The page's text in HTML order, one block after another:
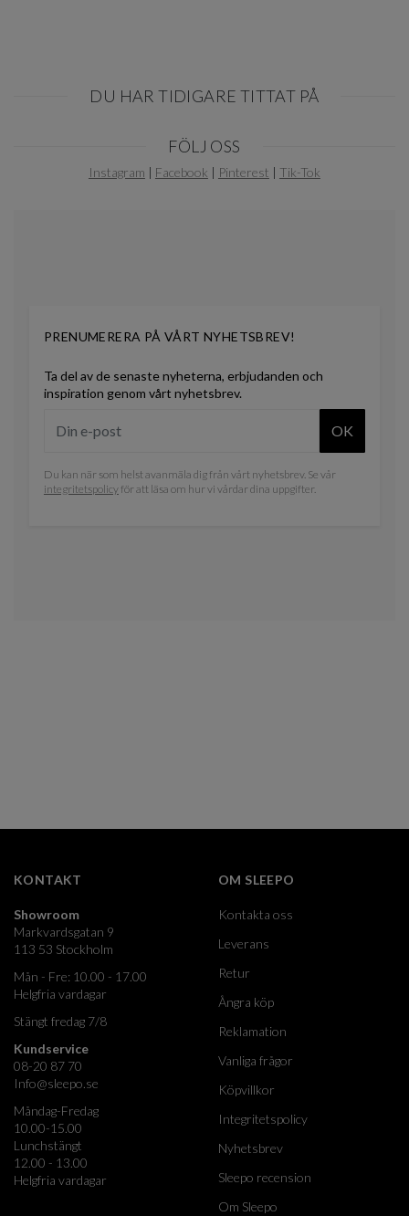
DU HAR TIDIGARE TITTAT PÅ
FÖLJ OSS
Instagram | Facebook | Pinterest | Tik-Tok
PRENUMERERA PÅ VÅRT NYHETSBREV!
Ta del av de senaste nyheterna, erbjudanden och
inspiration genom vårt nyhetsbrev.
OK
Du kan när som helst avanmäla dig från vårt nyhetsbrev. Se vår
integritetspolicyför att läsa om hur vi vårdar dina uppgifter.
KONTAKT
Showroom
Markvardsgatan 9
113 53 Stockholm
Mån - Fre: 10.00 - 17.00
Helgfria vardagar
Stängt fredag 7/8
Kundservice
08-20 87 70
Info@sleepo.se
Måndag-Fredag
10.00-15.00
Lunchstängt
12.00 - 13.00
Helgfria vardagar
OM SLEEPO
Kontakta oss
Leverans
Retur
Ångra köp
Reklamation
Vanliga frågor
Köpvillkor
Integritetspolicy
Nyhetsbrev
Sleepo recension
Om Sleepo